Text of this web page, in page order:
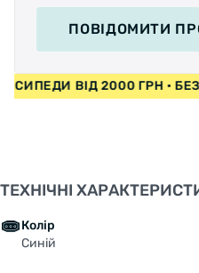
ПОВІДОМИТИ
ВІД 2000 ГРН
ТЕХНІЧНІ
Колір
Синій